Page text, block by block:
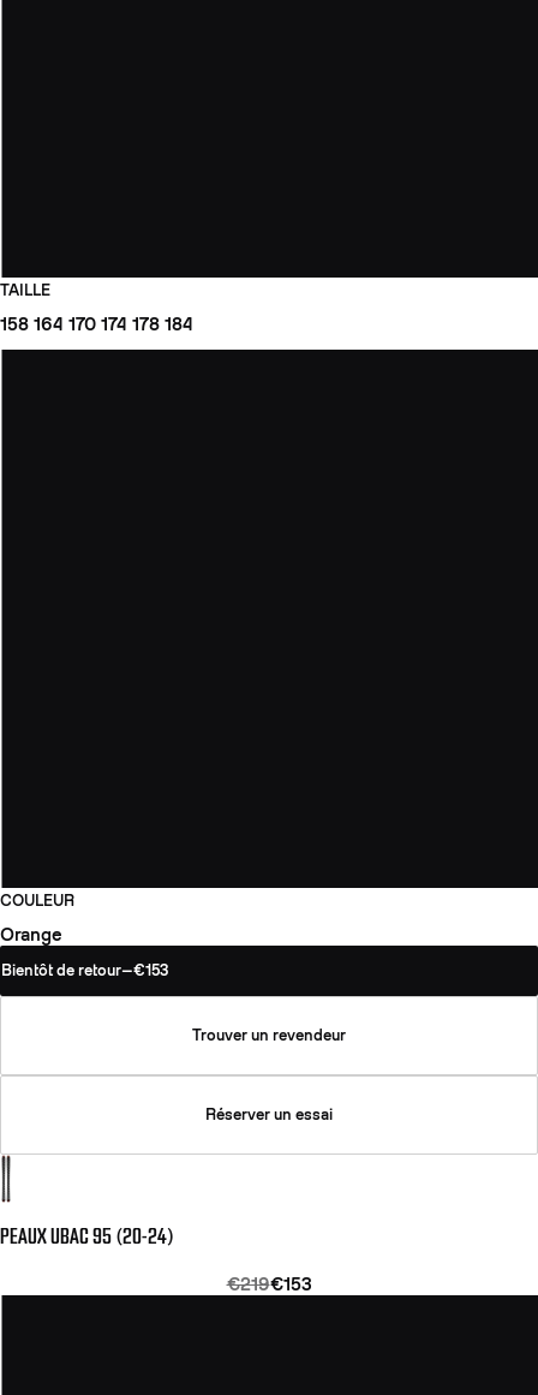
TAILLE
158 164 170 174 178 184
COULEUR
Orange
Bientôt de retour—€153
Trouver un revendeur
Réserver un essai
PEAUX UBAC 95 (20-24)
€219€153